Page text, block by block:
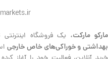
مارکو مارکت، یک فروشگاه
بهداشتی و خوراکی‌های خاص خارجی